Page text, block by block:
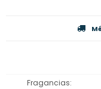
Fragancias